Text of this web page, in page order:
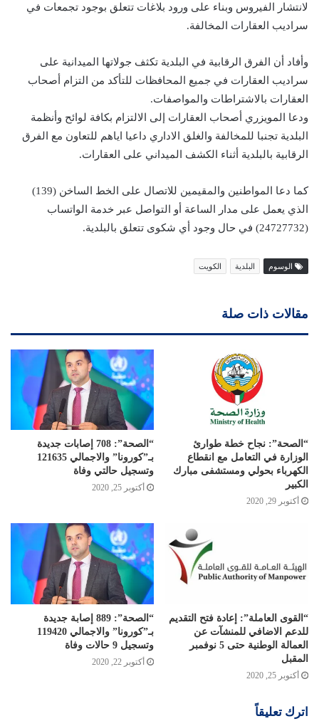
لانتشار الفيروس وبناء على ورود بلاغات تتعلق بوجود تجمعات في
سراديب العقارات المخالفة.
وأفاد أن الفرق الرقابية في البلدية تكثف جولاتها الميدانية على
سراديب العقارات في جميع المحافظات للتأكد من التزام أصحاب
العقارات بالاشتراطات والمواصفات.
ودعا المويزري أصحاب العقارات إلى الالتزام بكافة لوائح وأنظمة
البلدية تجنبا للمخالفة والغلق الاداري داعيا اياهم للتعاون مع الفرق
الرقابية بالبلدية أثناء الكشف الميداني على العقارات.
كما دعا المواطنين والمقيمين للاتصال على الخط الساخن (139)
الذي يعمل على مدار الساعة أو التواصل عبر خدمة الواتساب
(24727732) في حال وجود أي شكوى تتعلق بالبلدية.
الوسوم البلدية الكويت
مقالات ذات صلة
“الصحة”: نجاح خطة طوارئ
الوزارة في التعامل مع انقطاع
الكهرباء بحولي ومستشفى مبارك
الكبير
أكتوبر 29, 2020
“الصحة”: 708 إصابات جديدة
بـ”كورونا” والاجمالي 121635
وتسجيل حالتي وفاة
أكتوبر 25, 2020
“القوى العاملة”: إعادة فتح التقديم
للدعم الاضافي للمنشآت عن
العمالة الوطنية حتى 5 نوفمبر
المقبل
أكتوبر 25, 2020
“الصحة”: 889 إصابة جديدة
بـ”كورونا” والاجمالي 119420
وتسجيل 9 حالات وفاة
أكتوبر 22, 2020
اترك تعليقاً